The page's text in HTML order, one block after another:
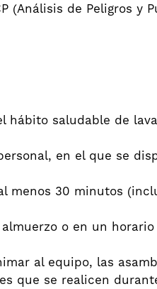
(Análisis de Peligros y
hábito saludable de
en el que se
menos 30 minutos
o en un
al equipo, las
que se realicen